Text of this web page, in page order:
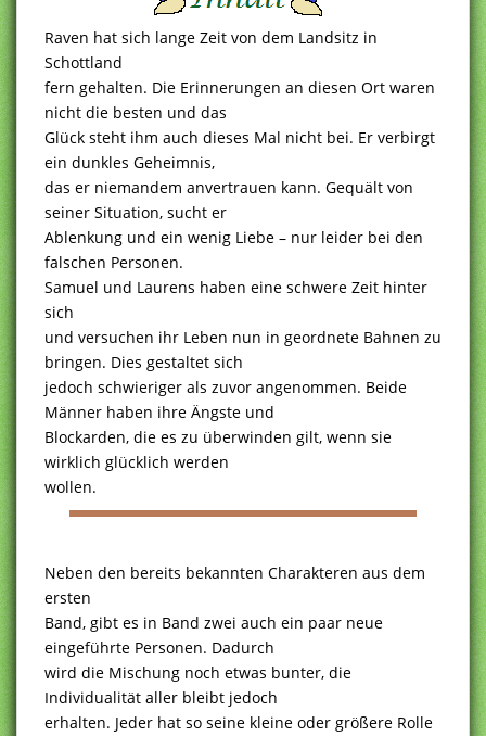
Raven hat sich lange Zeit von dem Landsitz in
Schottland
fern gehalten. Die Erinnerungen an diesen Ort waren
nicht die besten und das
Glück steht ihm auch dieses Mal nicht bei. Er verbirgt
ein dunkles Geheimnis,
das er niemandem anvertrauen kann. Gequält von
seiner Situation, sucht er
Ablenkung und ein wenig Liebe – nur leider bei den
falschen Personen.
Samuel und Laurens haben eine schwere Zeit hinter
sich
und versuchen ihr Leben nun in geordnete Bahnen zu
bringen. Dies gestaltet sich
jedoch schwieriger als zuvor angenommen. Beide
Männer haben ihre Ängste und
Blockarden, die es zu überwinden gilt, wenn sie
wirklich glücklich werden
wollen.
Neben den bereits bekannten Charakteren aus dem
ersten
Band, gibt es in Band zwei auch ein paar neue
eingeführte Personen. Dadurch
wird die Mischung noch etwas bunter, die
Individualität aller bleibt jedoch
erhalten. Jeder hat so seine kleine oder größere Rolle